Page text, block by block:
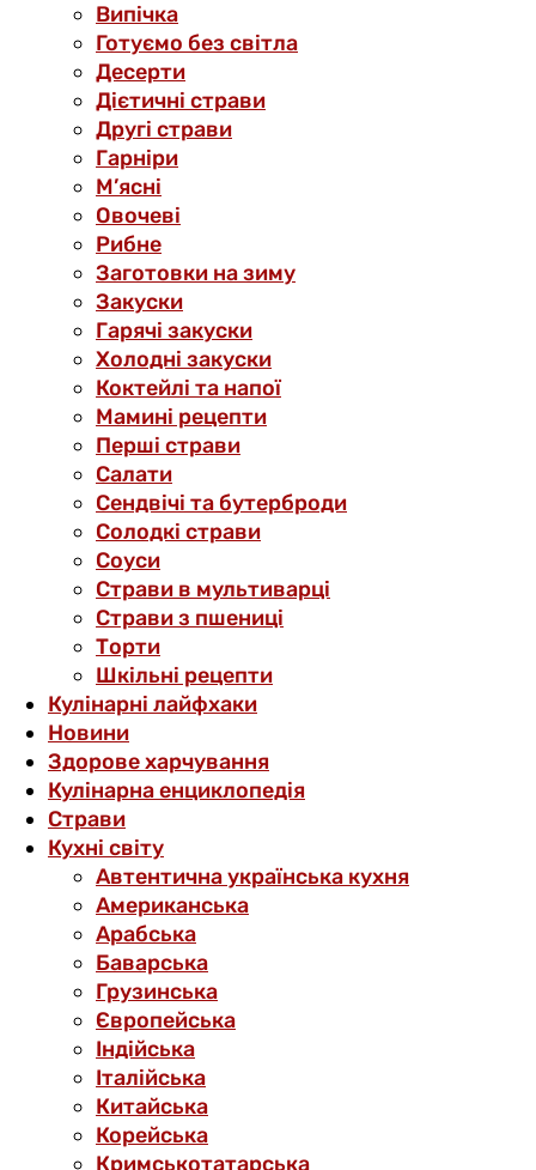
Випічка
Готуємо без світла
Десерти
Дієтичні страви
Другі страви
Гарніри
М’ясні
Овочеві
Рибне
Заготовки на зиму
Закуски
Гарячі закуски
Холодні закуски
Коктейлі та напої
Мамині рецепти
Перші страви
Салати
Сендвічі та бутерброди
Солодкі страви
Соуси
Страви в мультиварці
Страви з пшениці
Торти
Шкільні рецепти
Кулінарні лайфхаки
Новини
Здорове харчування
Кулінарна енциклопедія
Страви
Кухні світу
Автентична українська кухня
Американська
Арабська
Баварська
Грузинська
Європейська
Індійська
Італійська
Китайська
Корейська
Кримськотатарська